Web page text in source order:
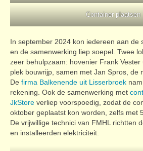
Container plaatsen
In september 2024 kon iedereen aan de
en de samenwerking liep soepel. Twee
zeer behulpzaam: hovenier Frank
plek bouwrijp, samen met Jan Spros, de
De firma Balkenende uit Lisserbroek
rekening. Ook de samenwerking met
JkStore verliep voorspoedig, zodat de
oktober geplaatst kon worden, zelfs met
De vrijwillige technici van FMHL richtten
en installeerden elektriciteit.